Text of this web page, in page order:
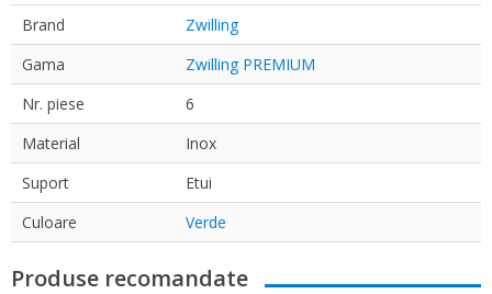
Brand
Zwilling
Gama
Zwilling PREMIUM
Nr. piese
6
Material
Inox
Suport
Etui
Culoare
Verde
Produse recomandate